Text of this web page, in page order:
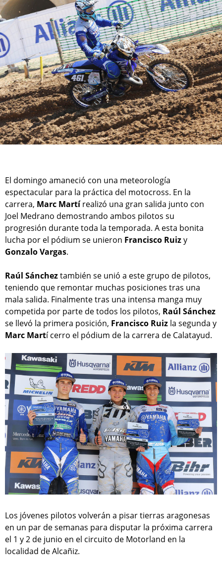
El domingo amaneció con una meteorología
espectacular para la práctica del motocross. En la
carrera, Marc Martírealizó una gran salida junto con
Joel Medrano demostrando ambos pilotos su
progresión durante toda la temporada. A esta bonita
lucha por el pódium se unieron Francisco Ruizy
Gonzalo Vargas.
Raúl Sáncheztambién se unió a este grupo de pilotos,
teniendo que remontar muchas posiciones tras una
mala salida. Finalmente tras una intensa manga muy
competida por parte de todos los pilotos, Raúl Sánchez
se llevó la primera posición, Francisco Ruiz la segunda y
Marc Martí cerro el pódium de la carrera de Calatayud.
Los jóvenes pilotos volverán a pisar tierras aragonesas
en un par de semanas para disputar la próxima carrera
el 1 y 2 de junio en el circuito de Motorland en la
localidad de Alcañiz.